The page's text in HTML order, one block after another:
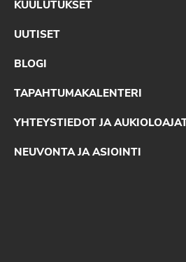
KUULUTUKSET
UUTISET
BLOGI
TAPAHTUMAKALENTERI
YHTEYSTIEDOT JA AUKIOLOAJAT
NEUVONTA JA ASIOINTI